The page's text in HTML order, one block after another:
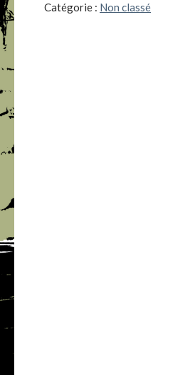
Catégorie : Non classé